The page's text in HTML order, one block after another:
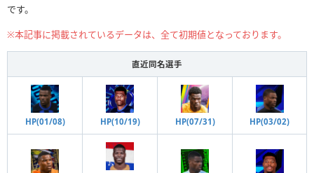
です。
※本記事に掲載されているデータは、全て初期値となっております。
直近同名選手
HP(01/08) HP(10/19) HP(07/31) HP(03/02)